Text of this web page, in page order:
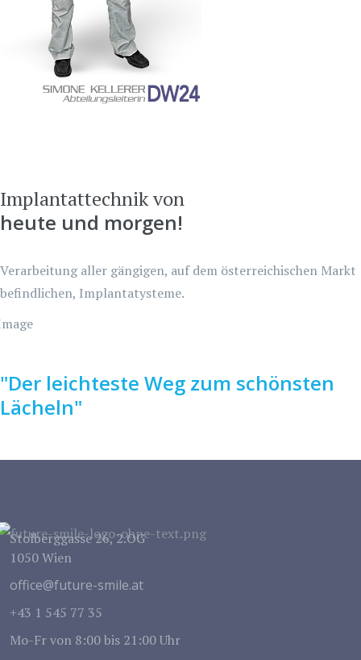
Implantattechnik von
heute und morgen!
Verarbeitung aller gängigen, auf dem österreichischen Markt
befindlichen, Implantatysteme.
"Der leichteste Weg zum schönsten
Lächeln"
Stolberggasse 26, 2.OG
1050 Wien
office@future-smile.at
+43 1 545 77 35
Mo-Fr von 8:00 bis 21:00 Uhr